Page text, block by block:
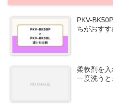
PKV-
ちがおすす
柔軟剤を
一度洗う